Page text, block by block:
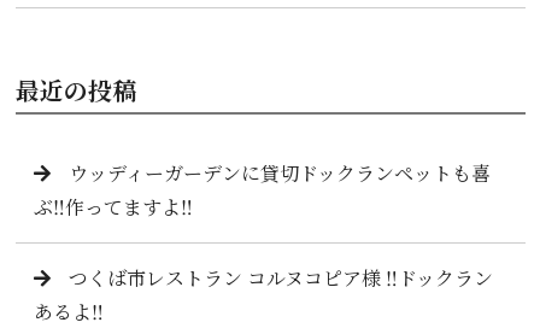
最近の投稿
ウッディーガーデンに貸切ドックランペットも喜
ぶ‼️作ってますよ‼️
つくば市レストラン コルヌコピア様 ‼️ドックラン
あるよ‼️